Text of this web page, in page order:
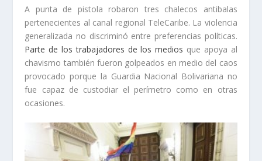
A punta de pistola robaron tres chalecos antibalas
pertenecientes al canal regional TeleCaribe. La violencia
generalizada no discriminó entre preferencias políticas.
Parte de los trabajadores de los medios que apoya al
chavismo también fueron golpeados en medio del caos
provocado porque la Guardia Nacional Bolivariana no
fue capaz de custodiar el perímetro como en otras
ocasiones.